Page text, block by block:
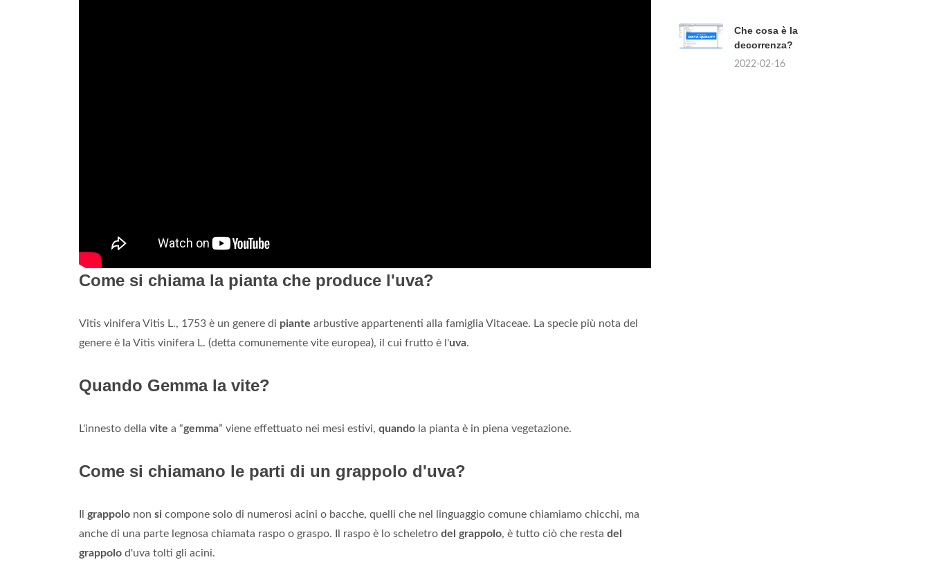
Come si chiama la pianta che produce l'uva?
Vitis vinifera Vitis L., 1753 è un genere di piante arbustive appartenenti alla famiglia Vitaceae. La specie più nota del
genere è la Vitis vinifera L. (detta comunemente vite europea), il cui frutto è l'uva.
Quando Gemma la vite?
L'innesto della vite a “gemma” viene effettuato nei mesi estivi, quando la pianta è in piena vegetazione.
Come si chiamano le parti di un grappolo d'uva?
grappolo non si compone solo di numerosi acini o bacche, quelli che nel linguaggio comune chiamiamo chicchi, ma
anche di una parte legnosa chiamata raspo o graspo. Il raspo è lo scheletro del grappolo, è tutto ciò che resta del
grappolo d'uva tolti gli acini.
Che cosa è la
decorrenza?
2022-02-16